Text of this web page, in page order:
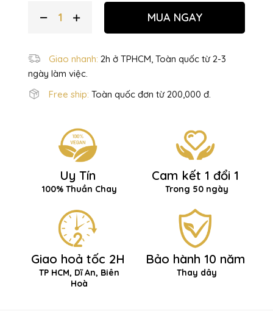
MUA NGAY
Giao nhanh: 2h ở TPHCM, Toàn quốc từ 2-3
ngày làm việc.
Free ship: Toàn quốc đơn từ 200,000 đ.
Uy Tín
100% Thuần Chay
Cam kết 1 đổi 1
Trong 50 ngày
Giao hoả tốc 2H
TP HCM, Dĩ An, Biên
Hoà
Bảo hành 10 năm
Thay dây